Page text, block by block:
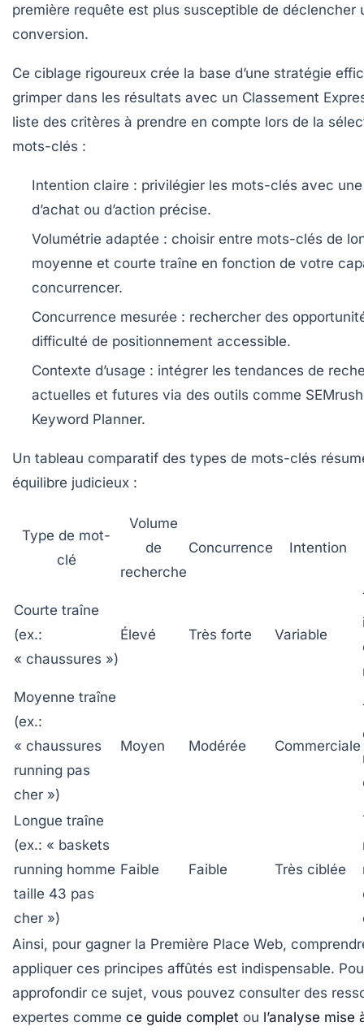
première requête est plus susceptible de déclencher
conversion.
Ce ciblage rigoureux crée la base d’une stratégie
grimper dans les résultats avec un Classement
liste des critères à prendre en compte lors de la
mots-clés :
Intention claire : privilégier les mots-clés avec
d’achat ou d’action précise.
Volumétrie adaptée : choisir entre mots-clés de
moyenne et courte traîne en fonction de votre
concurrencer.
Concurrence mesurée : rechercher des
difficulté de positionnement accessible.
Contexte d’usage : intégrer les tendances de
actuelles et futures via des outils comme
Keyword Planner.
Un tableau comparatif des types de mots-clés
équilibre judicieux :
Type de mot-
clé
Volume
de
recherche
Concurrence Intention
Courte traîne
(ex.:
« chaussures »)
Élevé Très forte Variable
Moyenne traîne
(ex.:
« chaussures
running pas
cher »)
Moyen Modérée Commerciale
Longue traîne
(ex.: « baskets
running homme
taille 43 pas
cher »)
Faible Faible Très ciblée
Ainsi, pour gagner la Première Place Web,
appliquer ces principes affûtés est indispensable.
approfondir ce sujet, vous pouvez consulter des
expertes comme ce guide complet ou l’analyse mise